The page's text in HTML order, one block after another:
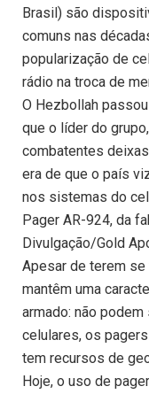
Brasil) são
comuns nas
popularização de
rádio na troca de
O Hezbollah
que o líder do
combatentes
era de que o país
nos sistemas do
Pager AR-924, da
Divulgação/Gold
Apesar de terem
mantêm uma
armado: não
celulares, os
tem recursos de
Hoje, o uso de